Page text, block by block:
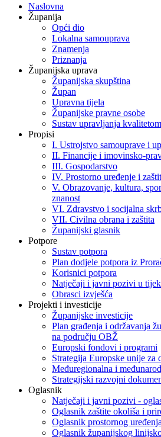
Naslovna
Županija
Opći dio
Lokalna samouprava
Znamenja
Priznanja
Županijska uprava
Županijska skupština
Župan
Upravna tijela
Županijske pravne osobe
Sustav upravljanja
Propisi
I. Ustrojstvo samouprave i
II. Financije i imovinsko-
III. Gospodarstvo
IV. Prostorno uređenje i
V. Obrazovanje, kultura,
znanost
VI. Zdravstvo i socijalna
VII. Civilna obrana i zaštita
Županijski glasnik
Potpore
Sustav potpora
Plan dodjele potpora iz
Korisnici potpora
Natječaji i javni pozivi u
Obrasci izvješća
Projekti i investicije
Županijske investicije
Plan građenja i održavanja
na području OBŽ
Europski fondovi i programi
Strategija Europske unije za
Međuregionalna i
Strategijski razvojni
Oglasnik
Natječaji i javni pozivi -
Oglasnik zaštite okoliša i
Oglasnik prostornog
Oglasnik županijskog